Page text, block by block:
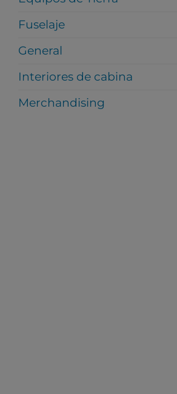
Fuselaje
General
Interiores de cabina
Merchandising